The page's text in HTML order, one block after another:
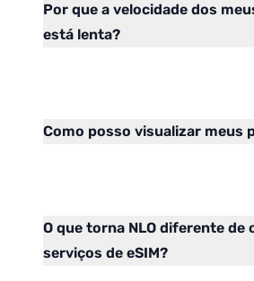
Por que a velocidade dos
está lenta?
Como posso visualizar meus
O que torna NLO diferente de
serviços de eSIM?